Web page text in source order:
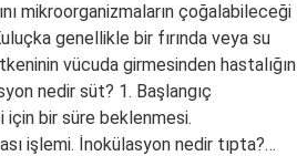
mikroorganizmaların çoğalabileceği
genellikle bir fırında veya su
vücuda girmesinden hastalığın
nedir süt? 1. Başlangıç
için bir süre beklenmesi.
işlemi. İnokülasyon nedir tıpta?…